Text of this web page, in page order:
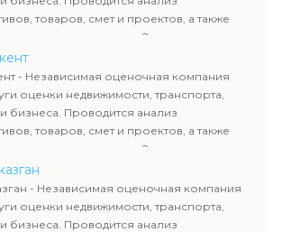
товаров, смет и проектов, а также
и недропользования. Эксперты
стоимость имущества и
Все отчеты соответствуют
и используются для
и судебных процессов.
- Независимая оценочная компания
оценки недвижимости, транспорта,
бизнеса. Проводится анализ
товаров, смет и проектов, а также
и недропользования. Эксперты
стоимость имущества и
Все отчеты соответствуют
и используются для
и судебных процессов.
- Независимая оценочная компания
оценки недвижимости, транспорта,
бизнеса. Проводится анализ